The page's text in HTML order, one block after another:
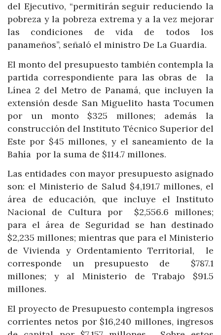
del Ejecutivo, “permitirán seguir reduciendo la
pobreza y la pobreza extrema y a la vez mejorar
las condiciones de vida de todos los
panameños”, señaló el ministro De La Guardia.
El monto del presupuesto también contempla la
partida correspondiente para las obras de la
Línea 2 del Metro de Panamá, que incluyen la
extensión desde San Miguelito hasta Tocumen
por un monto $325 millones; además la
construcción del Instituto Técnico Superior del
Este por $45 millones, y el saneamiento de la
Bahía por la suma de $114.7 millones.
Las entidades con mayor presupuesto asignado
son: el Ministerio de Salud $4,191.7 millones, el
área de educación, que incluye el Instituto
Nacional de Cultura por $2,556.6 millones;
para el área de Seguridad se han destinado
$2,235 millones; mientras que para el Ministerio
de Vivienda y Ordentamiento Territorial, le
corresponde un presupuesto de $787.1
millones; y al Ministerio de Trabajo $91.5
millones.
El proyecto de Presupuesto contempla ingresos
corrientes netos por $16,240 millones, ingresos